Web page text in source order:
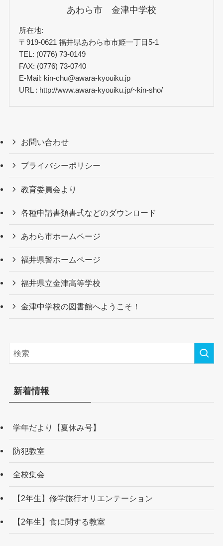
あわら市 金津中学校
所在地:
〒919-0621 福井県あわら市市姫一丁目5-1
TEL: (0776) 73-0149
FAX: (0776) 73-0740
E-Mail: kin-chu@awara-kyouiku.jp
URL : http://www.awara-kyouiku.jp/~kin-sho/
お問い合わせ
プライバシーポリシー
教育委員会より
各種申請書類書式などのダウンロード
あわら市ホームページ
福井県警ホームページ
福井県立金津高等学校
金津中学校の図書館へようこそ！
新着情報
学年だより【夏休み号】
防犯教室
全校集会
【2年生】修学旅行オリエンテーション
【2年生】食に関する教室